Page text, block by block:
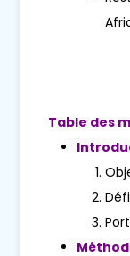
Table des